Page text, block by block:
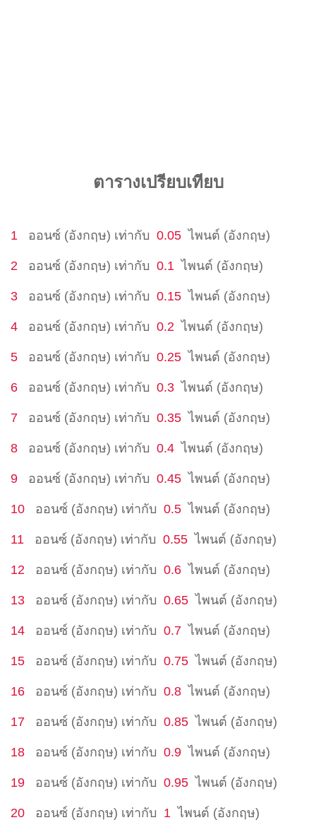
ตารางเปรียบเทียบ
1 ออนซ์ (อังกฤษ) เท่ากับ 0.05 ไพนต์ (อังกฤษ)
2 ออนซ์ (อังกฤษ) เท่ากับ 0.1 ไพนต์ (อังกฤษ)
3 ออนซ์ (อังกฤษ) เท่ากับ 0.15 ไพนต์ (อังกฤษ)
4 ออนซ์ (อังกฤษ) เท่ากับ 0.2 ไพนต์ (อังกฤษ)
5 ออนซ์ (อังกฤษ) เท่ากับ 0.25 ไพนต์ (อังกฤษ)
6 ออนซ์ (อังกฤษ) เท่ากับ 0.3 ไพนต์ (อังกฤษ)
7 ออนซ์ (อังกฤษ) เท่ากับ 0.35 ไพนต์ (อังกฤษ)
8 ออนซ์ (อังกฤษ) เท่ากับ 0.4 ไพนต์ (อังกฤษ)
9 ออนซ์ (อังกฤษ) เท่ากับ 0.45 ไพนต์ (อังกฤษ)
10 ออนซ์ (อังกฤษ) เท่ากับ 0.5 ไพนต์ (อังกฤษ)
11 ออนซ์ (อังกฤษ) เท่ากับ 0.55 ไพนต์ (อังกฤษ)
12 ออนซ์ (อังกฤษ) เท่ากับ 0.6 ไพนต์ (อังกฤษ)
13 ออนซ์ (อังกฤษ) เท่ากับ 0.65 ไพนต์ (อังกฤษ)
14 ออนซ์ (อังกฤษ) เท่ากับ 0.7 ไพนต์ (อังกฤษ)
15 ออนซ์ (อังกฤษ) เท่ากับ 0.75 ไพนต์ (อังกฤษ)
16 ออนซ์ (อังกฤษ) เท่ากับ 0.8 ไพนต์ (อังกฤษ)
17 ออนซ์ (อังกฤษ) เท่ากับ 0.85 ไพนต์ (อังกฤษ)
18 ออนซ์ (อังกฤษ) เท่ากับ 0.9 ไพนต์ (อังกฤษ)
19 ออนซ์ (อังกฤษ) เท่ากับ 0.95 ไพนต์ (อังกฤษ)
20 ออนซ์ (อังกฤษ) เท่ากับ 1 ไพนต์ (อังกฤษ)